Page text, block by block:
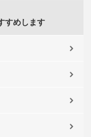
すめします